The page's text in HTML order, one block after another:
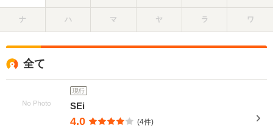
ナ ハ マ ヤ ラ ワ
全て
現行
SEi
4.0 (4件)